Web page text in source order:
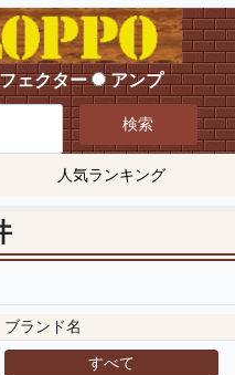
ェクター アンプ
検索
人気ランキング
ブランド名
すべて